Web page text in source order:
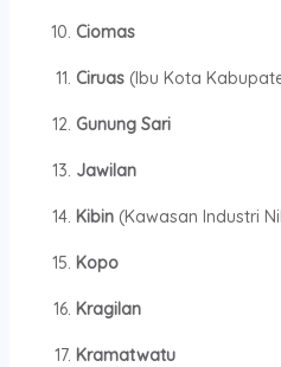
Ciomas
Ciruas(Ibu Kota
Gunung Sari
Jawilan
Kibin(Kawasan Industri
Kopo
Kragilan
Kramatwatu